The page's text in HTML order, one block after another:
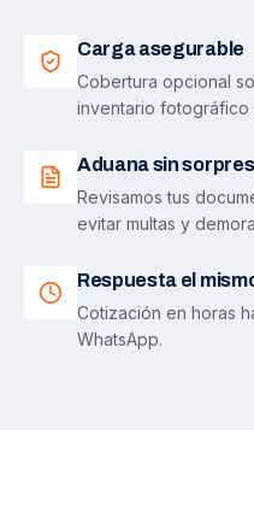
Carga asegurable
Cobertura opcional
inventario fotográfico
Aduana sin
Revisamos tus
evitar multas y
Respuesta el
Cotización en horas
WhatsApp.